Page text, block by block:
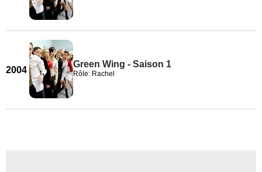
2004
Green Wing - Saison 1
Rôle: Rachel